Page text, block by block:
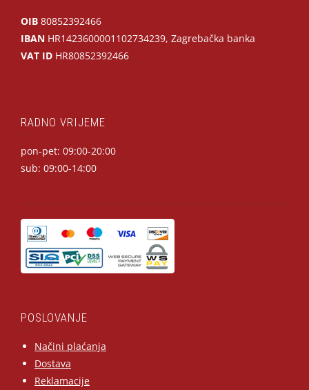
OIB 80852392466
IBAN HR1423600001102734239, Zagrebačka banka
VAT ID HR80852392466
RADNO VRIJEME
pon-pet: 09:00-20:00
sub: 09:00-14:00
POSLOVANJE
Načini plaćanja
Dostava
Reklamacije